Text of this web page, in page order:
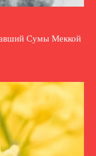
Сумы Меккой